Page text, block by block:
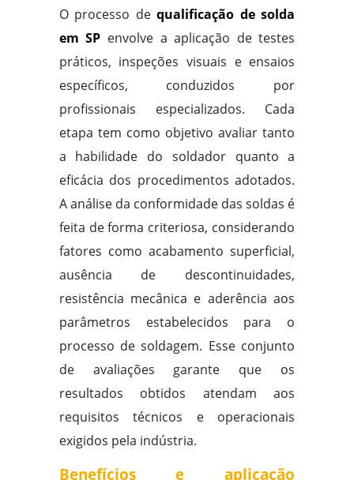
O processo dequalificação de solda
em SP envolve a aplicação de testes
práticos, inspeções visuais e ensaios
específicos, conduzidos por
profissionais especializados. Cada
etapa tem como objetivo avaliar tanto
a habilidade do soldador quanto a
eficácia dos procedimentos adotados.
A análise da conformidade das soldas é
feita de forma criteriosa, considerando
fatores como acabamento superficial,
ausência de descontinuidades,
resistência mecânica e aderência aos
parâmetros estabelecidos para o
processo de soldagem. Esse conjunto
de avaliações garante que os
resultados obtidos atendam aos
requisitos técnicos e operacionais
exigidos pela indústria.
Benefícios e aplicação